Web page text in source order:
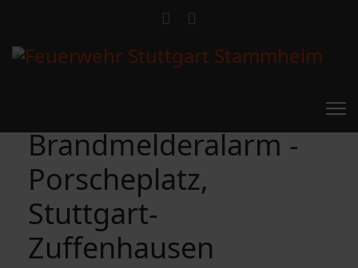
Brandmelderalarm -
Porscheplatz,
Stuttgart-
Zuffenhausen